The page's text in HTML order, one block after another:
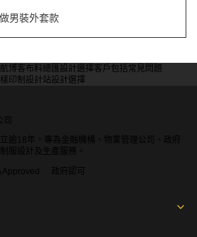
做男裝外套款
博客布料總匯設計選擇客戶包括常見問題
印制 設計站設計選擇
逾18年，專為金融機構、物業管理公司、政府
服設計及生產服務。
Approved 政府認可